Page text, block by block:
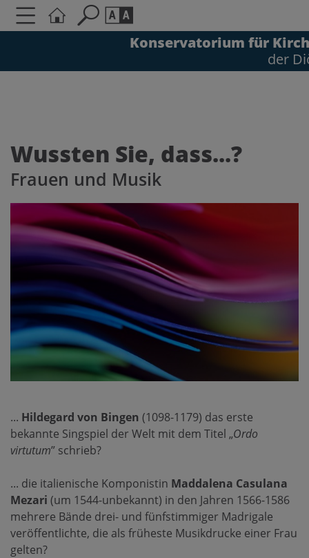
Konservatorium für
der
AAA A A A
Wussten Sie, dass...?
Frauen und Musik
... Hildegard von Bingen (1098-1179) das erste
bekannte Singspiel der Welt mit dem Titel „Ordo
virtutum” schrieb?
... die italienische Komponistin Maddalena Casulana
Mezari (um 1544-unbekannt) in den Jahren 1566-1586
mehrere Bände drei- und fünfstimmiger Madrigale
veröffentlichte, die als früheste Musikdrucke einer Frau
gelten?